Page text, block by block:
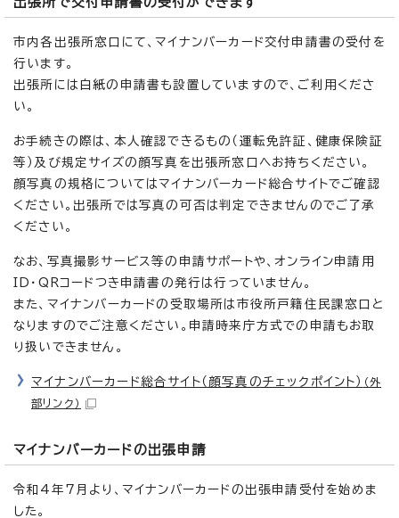
市内各出張所窓口にて、マイナンバーカード交付申請書の受付を
行います。
出張所には白紙の申請書も設置していますので、ご利用くださ
い。
お手続きの際は、本人確認できるもの（運転免許証、健康保険証
等）及び規定サイズの顔写真を出張所窓口へお持ちください。
顔写真の規格についてはマイナンバーカード総合サイトでご確認
ください。出張所では写真の可否は判定できませんのでご了承
ください。
なお、写真撮影サービス等の申請サポートや、オンライン申請用
ID・QRコードつき申請書の発行は行っていません。
また、マイナンバーカードの受取場所は市役所戸籍住民課窓口と
なりますのでご注意ください。申請時来庁方式での申請もお取
り扱いできません。
マイナンバーカード総合サイト（顔写真のチェックポイント） （外
部リンク）
マイナンバーカードの出張申請
令和4年7月より、マイナンバーカードの出張申請受付を始めま
した。